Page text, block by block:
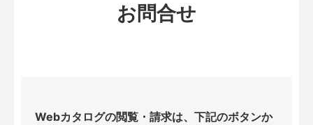
お問合せ
Webカタログの閲覧・請求は、下記のボタンか